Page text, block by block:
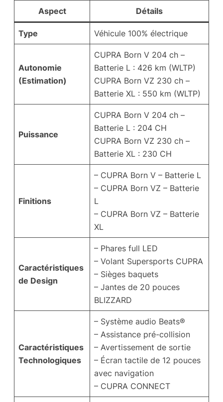
Aspect Détails
Type Véhicule 100% électrique
Autonomie
(Estimation)
CUPRA Born V 204 ch –
Batterie L : 426 km (WLTP)
CUPRA Born VZ 230 ch –
Batterie XL : 550 km (WLTP)
Puissance
CUPRA Born V 204 ch –
Batterie L : 204 CH
CUPRA Born VZ 230 ch –
Batterie XL : 230 CH
Finitions
– CUPRA Born V – Batterie L
– CUPRA Born VZ – Batterie
L
– CUPRA Born VZ – Batterie
XL
Caractéristiques
de Design
– Phares full LED
– Volant Supersports CUPRA
– Sièges baquets
– Jantes de 20 pouces
BLIZZARD
Caractéristiques
Technologiques
– Système audio Beats®
– Assistance pré-collision
– Avertissement de sortie
– Écran tactile de 12 pouces
avec navigation
– CUPRA CONNECT